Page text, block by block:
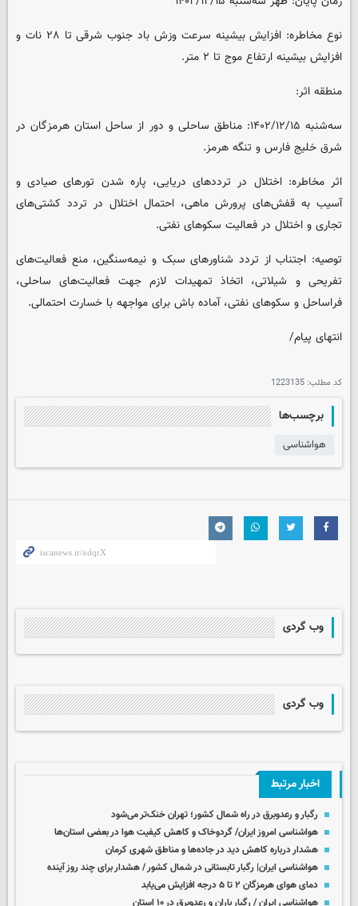
نوع مخاطره: افزایش بیشینه سرعت وزش باد جنوب شرقی تا ۲۸ نات و
افزایش بیشینه ارتفاع موج تا ۲ متر.
منطقه اثر:
سه‌شنبه ۱۴۰۲/۱۲/۱۵: مناطق ساحلی و دور از ساحل استان هرمزگان در
شرق خلیج فارس و تنگه هرمز.
اثر مخاطره: اختلال در ترددهای دریایی، پاره شدن تورهای صیادی و
آسیب به قفش‌های پرورش ماهی، احتمال اختلال در تردد کشتی‌های
تجاری و اختلال در فعالیت سکوهای نفتی.
توصیه: اجتناب از تردد شناورهای سبک و نیمه‌سنگین، منع فعالیت‌های
تفریحی و شیلاتی، اتخاذ تمهیدات لازم جهت فعالیت‌های ساحلی،
فراساحل و سکوهای نفتی، آماده باش برای مواجهه با خسارت احتمالی.
انتهای پیام/
کد مطلب: 1223135
برچسب‌ها
هواشناسی
وب گردی
وب گردی
اخبار مرتبط
رگبار و رعدوبرق در راه شمال کشور؛ تهران خنک‌تر می‌شود
هواشناسی امروز ایران/ گردوخاک و کاهش کیفیت هوا در بعضی استان‌ها
هشدار درباره کاهش دید در جاده‌ها و مناطق شهری کرمان
هواشناسی ایران| رگبار تابستانی در شمال کشور / هشدار برای چند روز آینده
دمای هوای هرمزگان ۲ تا ۵ درجه افزایش می‌یابد
هواشناسی ایران / رگبار باران و رعدوبرق در ۱۰ استان